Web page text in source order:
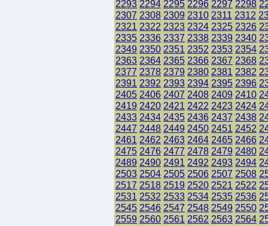
2293 2294 2295 2296 2297 2298
2307 2308 2309 2310 2311 2312
2321 2322 2323 2324 2325 2326
2335 2336 2337 2338 2339 2340
2349 2350 2351 2352 2353 2354
2363 2364 2365 2366 2367 2368
2377 2378 2379 2380 2381 2382
2391 2392 2393 2394 2395 2396
2405 2406 2407 2408 2409 2410
2419 2420 2421 2422 2423 2424
2433 2434 2435 2436 2437 2438
2447 2448 2449 2450 2451 2452
2461 2462 2463 2464 2465 2466
2475 2476 2477 2478 2479 2480
2489 2490 2491 2492 2493 2494
2503 2504 2505 2506 2507 2508
2517 2518 2519 2520 2521 2522
2531 2532 2533 2534 2535 2536
2545 2546 2547 2548 2549 2550
2559 2560 2561 2562 2563 2564